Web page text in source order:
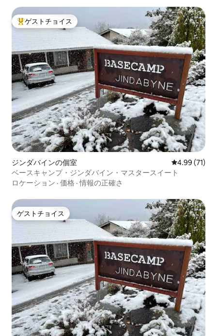
大好評のゲストチョイスです。
ゲストチョイス
ジンダバインの個室 レビュー71
4.99 (71)
ベースキャンプ・ジンダバイン・マスタースイート
ロケーション · 価格 ·情報の正確さ
ゲストチョイス
ゲストチョイス